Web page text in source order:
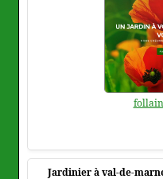
Jardinier à val-de-